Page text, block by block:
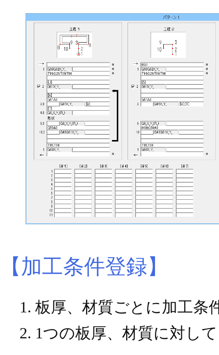
【加工条件登録】
板厚、材質ごとに加工条
1つの板厚、材質に対し